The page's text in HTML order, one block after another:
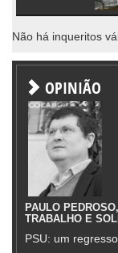
Não há inqueritos
OPINIÃO
PAULO
TRABALHO E
PSU: um